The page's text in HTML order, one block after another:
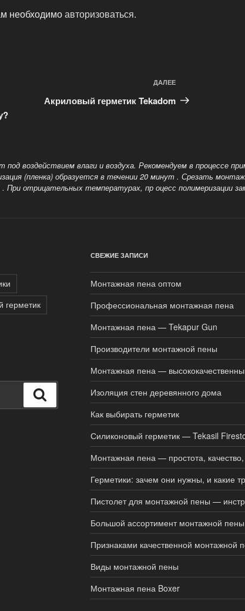
необходимоавторизоваться.
запись
ДАЛЕЕ
Акриловый герметик Tekadom
воздействием влаги и воздуха. Рекомендуем в процессе
(пленка) образуется в течении 20 минут . Срезать
. При отрицательных температурах, пр оцесс полимеризации
герметик
СВЕЖИЕ ЗАПИСИ
Монтажная пена оптом
Профессиональная монтажная пена
Монтажная пена — Tekapur Gun
Производители монтажной пены
Монтажная пена —
Изоляция стен деревянного дома
Как выбирать герметик
Силиконовый герметик — Tekasil
Монтажная пена — простота,
Герметики: зачем они нужны, и какие
Пистолет для монтажной пены —
Большой ассортимент монтажной пены
Признаками качественной монтажной
Виды монтажной пены
Монтажная пена Boxer